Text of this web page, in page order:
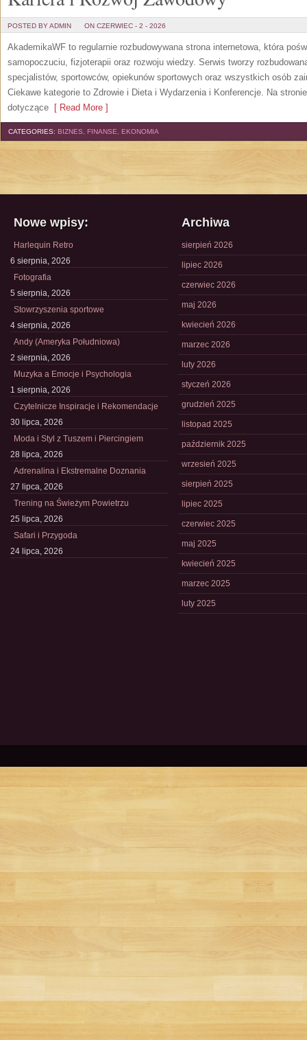
POSTED BY ADMIN ON CZERWIEC - 2 - 2026
AkademikaWF to regularnie rozbudowywana strona internetowa, która
samopoczuciu, fizjoterapii oraz rozwoju wiedzy. Serwis tworzy
specjalistów, sportowców, opiekunów sportowych oraz wszystkich osób
Ciekawe kategorie to Zdrowie i Dieta i Wydarzenia i Konferencje. Na
dotyczące [ Read More ]
CATEGORIES: BIZNES, FINANSE, EKONOMIA
Nowe wpisy:
Harlequin Retro
6 sierpnia, 2026
Fotografia
5 sierpnia, 2026
Stowrzyszenia sportowe
4 sierpnia, 2026
Andy (Ameryka Południowa)
2 sierpnia, 2026
Muzyka a Emocje i Psychologia
1 sierpnia, 2026
Czytelnicze Inspiracje i Rekomendacje
30 lipca, 2026
Moda i Styl z Tuszem i Piercingiem
28 lipca, 2026
Adrenalina i Ekstremalne Doznania
27 lipca, 2026
Trening na Świeżym Powietrzu
25 lipca, 2026
Safari i Przygoda
24 lipca, 2026
Archiwa
sierpień 2026
lipiec 2026
czerwiec 2026
maj 2026
kwiecień 2026
marzec 2026
luty 2026
styczeń 2026
grudzień 2025
listopad 2025
październik 2025
wrzesień 2025
sierpień 2025
lipiec 2025
czerwiec 2025
maj 2025
kwiecień 2025
marzec 2025
luty 2025